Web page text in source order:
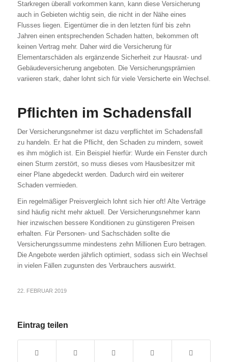
Starkregen überall vorkommen kann, kann diese Versicherung
auch in Gebieten wichtig sein, die nicht in der Nähe eines
Flusses liegen. Eigentümer die in den letzten fünf bis zehn
Jahren einen entsprechenden Schaden hatten, bekommen oft
keinen Vertrag mehr. Daher wird die Versicherung für
Elementarschäden als ergänzende Sicherheit zur Hausrat- und
Gebäudeversicherung angeboten. Die Versicherungsprämien
variieren stark, daher lohnt sich für viele Versicherte ein Wechsel.
Pflichten im Schadensfall
Der Versicherungsnehmer ist dazu verpflichtet im Schadensfall
zu handeln. Er hat die Pflicht, den Schaden zu mindern, soweit
es ihm möglich ist. Ein Beispiel hierfür: Wurde ein Fenster durch
einen Sturm zerstört, so muss dieses vom Hausbesitzer mit
einer Plane abgedeckt werden. Dadurch wird ein weiterer
Schaden vermieden.
Ein regelmäßiger Preisvergleich lohnt sich hier oft! Alte Verträge
sind häufig nicht mehr aktuell. Der Versicherungsnehmer kann
hier inzwischen bessere Konditionen zu günstigeren Preisen
erhalten. Für Personen- und Sachschäden sollte die
Versicherungssumme mindestens zehn Millionen Euro betragen.
Die Angebote werden jährlich optimiert, sodass sich ein Wechsel
in vielen Fällen zugunsten des Verbrauchers auswirkt.
22. FEBRUAR 2019
Eintrag teilen